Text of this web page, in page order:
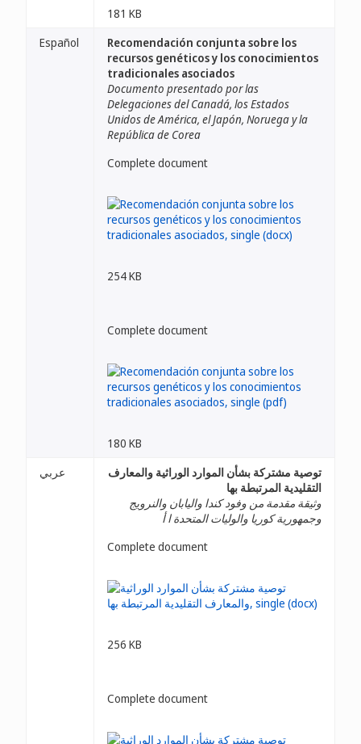
181 KB
Español
Recomendación conjunta sobre los
recursos genéticos y los conocimientos
tradicionales asociados
Documento presentado por las
Delegaciones del Canadá, los Estados
Unidos de América, el Japón, Noruega y la
República de Corea
Complete document
254 KB
Complete document
180 KB
عربي
توصية مشتركة بشأن الموارد الوراثية والمعارف
التقليدية المرتبطة بها
وثيقة مقدمة من وفود كندا واليابان والنرويج
وجمهورية كوريا والوليات المتحدة ا أ
Complete document
256 KB
Complete document